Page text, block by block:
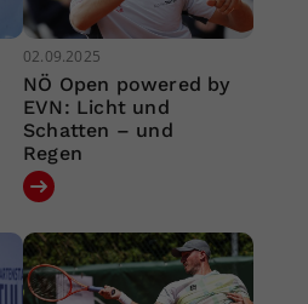
02.09.2025
NÖ Open powered by
EVN: Licht und
Schatten – und
Regen